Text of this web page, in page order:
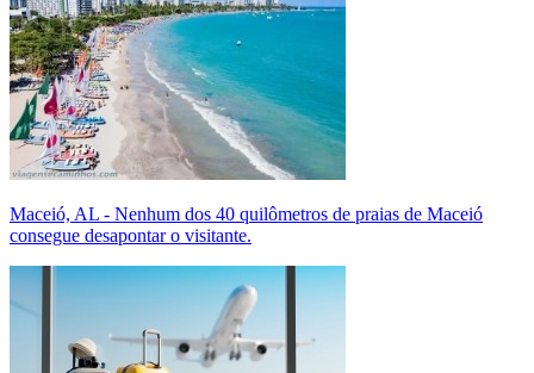
Maceió, AL - Nenhum dos 40 quilômetros de praias de Maceió
consegue desapontar o visitante.